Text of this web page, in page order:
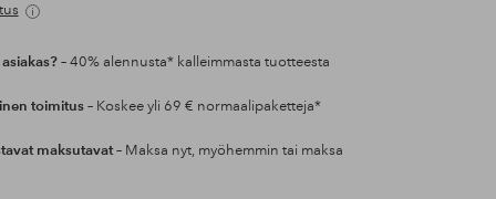
– 40% alennusta* kalleimmasta tuotteesta
toimitus– Koskee yli 69 € normaalipaketteja*
maksutavat– Maksa nyt, myöhemmin tai maksa